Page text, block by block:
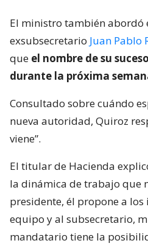
El ministro también abordó
exsubsecretario Juan Pablo
que el nombre de su
durante la próxima
Consultado sobre cuándo
nueva autoridad, Quiroz
viene”.
El titular de Hacienda
la dinámica de trabajo que
presidente, él propone a los
equipo y al subsecretario,
mandatario tiene la